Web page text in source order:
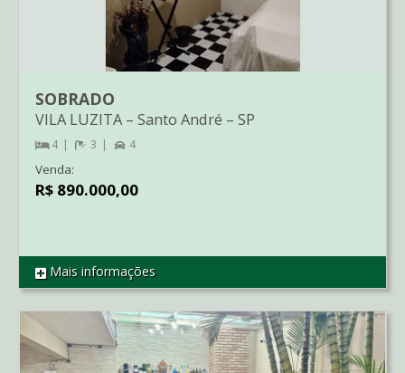
REF SO01508
SOBRADO
VILA LUZITA – Santo André – SP
4 3 4
Venda:
R$ 890.000,00
Mais informações